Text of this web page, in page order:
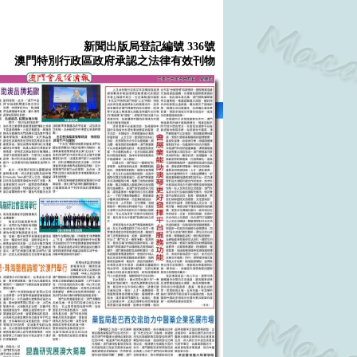
新聞出版局登記編號 336號
澳門特別行政區政府承認之法律有效刊物